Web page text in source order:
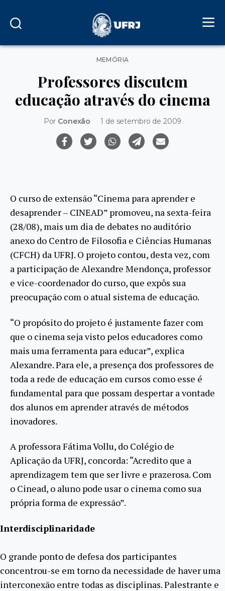
Categorias
MEMÓRIA
Professores discutem
educação através do cinema
Por Conexão 1 de setembro de 2009
O curso de extensão “Cinema para aprender e
desaprender – CINEAD” promoveu, na sexta-feira
(28/08), mais um dia de debates no auditório
anexo do Centro de Filosofia e Ciências Humanas
(CFCH) da UFRJ. O projeto contou, desta vez, com
a participação de Alexandre Mendonça, professor
e vice-coordenador do curso, que expôs sua
preocupação com o atual sistema de educação.
“O propósito do projeto é justamente fazer com
que o cinema seja visto pelos educadores como
mais uma ferramenta para educar”, explica
Alexandre. Para ele, a presença dos professores de
toda a rede de educação em cursos como esse é
fundamental para que possam despertar a vontade
dos alunos em aprender através de métodos
inovadores.
A professora Fátima Vollu, do Colégio de
Aplicação da UFRJ, concorda: “Acredito que a
aprendizagem tem que ser livre e prazerosa. Com
o Cinead, o aluno pode usar o cinema como sua
própria forma de expressão”.
Interdisciplinaridade
O grande ponto de defesa dos participantes
concentrou-se em torno da necessidade de haver uma
interconexão entre todas as disciplinas. Palestrante e